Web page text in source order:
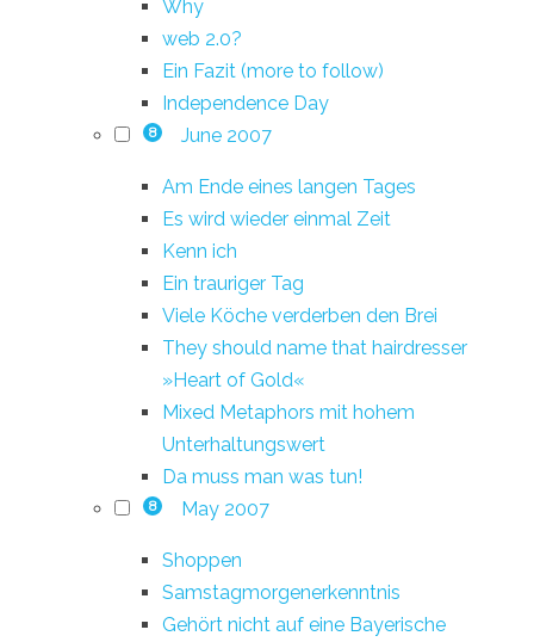
Why
web 2.0?
Ein Fazit (more to follow)
Independence Day
8 June 2007
Am Ende eines langen Tages
Es wird wieder einmal Zeit
Kenn ich
Ein trauriger Tag
Viele Köche verderben den Brei
They should name that hairdresser
»Heart of Gold«
Mixed Metaphors mit hohem
Unterhaltungswert
Da muss man was tun!
8 May 2007
Shoppen
Samstagmorgenerkenntnis
Gehört nicht auf eine Bayerische